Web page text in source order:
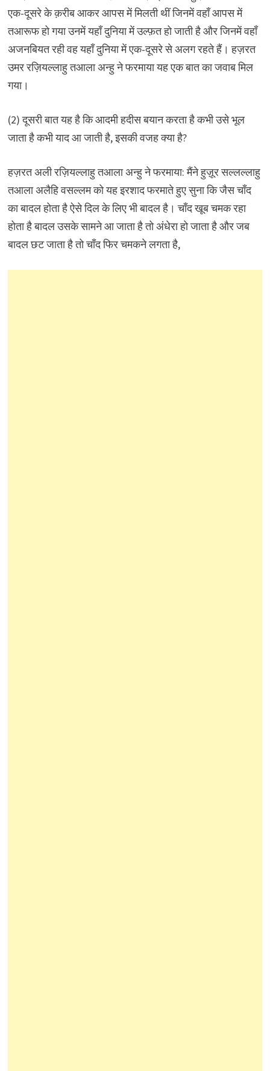
एक-दूसरे के क़रीब आकर आपस में मिलती थीं जिनमें वहाँ आपस में
तआरूफ हो गया उनमें यहाँ दुनिया में उल्फ़त हो जाती है और जिनमें वहाँ
अजनबियत रही वह यहाँ दुनिया में एक-दूसरे से अलग रहते हैं। हज़रत
उमर रज़ियल्लाहु तआला अन्हु ने फरमाया यह एक बात का जवाब मिल
गया।
(2) दूसरी बात यह है कि आदमी हदीस बयान करता है कभी उसे भूल
जाता है कभी याद आ जाती है, इसकी वजह क्या है?
हज़रत अली रज़ियल्लाहु तआला अन्हु ने फरमाया: मैंने हुज़ूर सल्लल्लाहु
तआला अलैहि वसल्लम को यह इरशाद फरमाते हुए सुना कि जैस चाँद
का बादल होता है ऐसे दिल के लिए भी बादल है। चाँद खूब चमक रहा
होता है बादल उसके सामने आ जाता है तो अंधेरा हो जाता है और जब
बादल छट जाता है तो चाँद फिर चमकने लगता है,